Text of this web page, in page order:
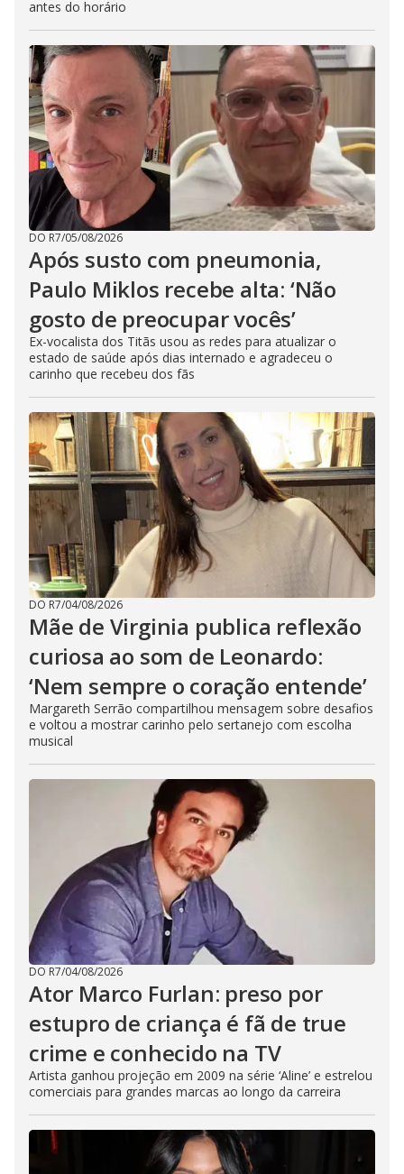
antes do horário
DO R7/05/08/2026
Após susto com pneumonia,
Paulo Miklos recebe alta: ‘Não
gosto de preocupar vocês’
Ex-vocalista dos Titãs usou as redes para atualizar o
estado de saúde após dias internado e agradeceu o
carinho que recebeu dos fãs
DO R7/04/08/2026
Mãe de Virginia publica reflexão
curiosa ao som de Leonardo:
‘Nem sempre o coração entende’
Margareth Serrão compartilhou mensagem sobre desafios
e voltou a mostrar carinho pelo sertanejo com escolha
musical
DO R7/04/08/2026
Ator Marco Furlan: preso por
estupro de criança é fã de true
crime e conhecido na TV
Artista ganhou projeção em 2009 na série ‘Aline’ e estrelou
comerciais para grandes marcas ao longo da carreira